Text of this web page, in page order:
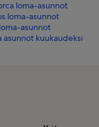
loma-asunnot
loma-asunnot
asunnot
asunnot kuukaudeksi